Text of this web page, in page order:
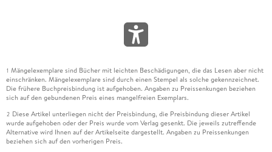
1 Mängelexemplare sind Bücher mit leichten Beschädigungen, die das Lesen aber nicht
einschränken. Mängelexemplare sind durch einen Stempel als solche gekennzeichnet.
Die frühere Buchpreisbindung ist aufgehoben. Angaben zu Preissenkungen beziehen
sich auf den gebundenen Preis eines mangelfreien Exemplars.
2 Diese Artikel unterliegen nicht der Preisbindung, die Preisbindung dieser Artikel
wurde aufgehoben oder der Preis wurde vom Verlag gesenkt. Die jeweils zutreffende
Alternative wird Ihnen auf der Artikelseite dargestellt. Angaben zu Preissenkungen
beziehen sich auf den vorherigen Preis.